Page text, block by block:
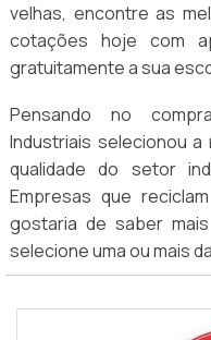
velhas, encontre as
cotações hoje com
gratuitamente a sua
Pensando no
Industriais selecionou
qualidade do setor
Empresas que
gostaria de saber
selecione uma ou mais